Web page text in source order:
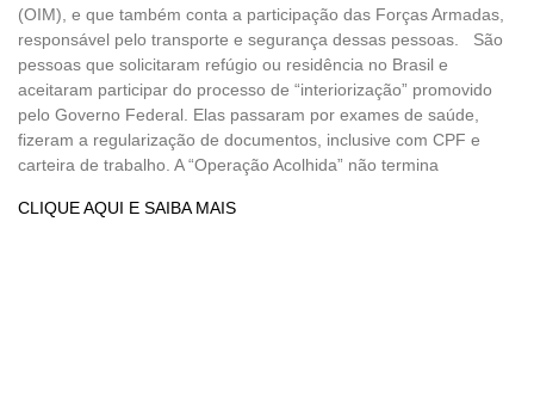
(OIM), e que também conta a participação das Forças Armadas,
responsável pelo transporte e segurança dessas pessoas. São
pessoas que solicitaram refúgio ou residência no Brasil e
aceitaram participar do processo de “interiorização” promovido
pelo Governo Federal. Elas passaram por exames de saúde,
fizeram a regularização de documentos, inclusive com CPF e
carteira de trabalho. A “Operação Acolhida” não termina
CLIQUE AQUI E SAIBA MAIS